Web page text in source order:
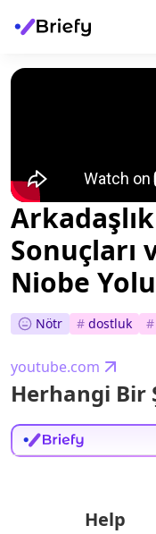
Sonuçları
Niobe Yolu
Nötr # dostluk #
youtube.com
Herhangi Bir
Help